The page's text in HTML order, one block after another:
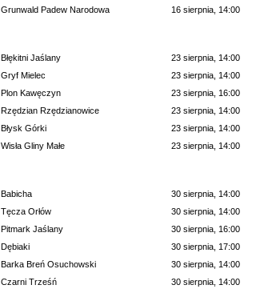
Grunwald Padew Narodowa 16 sierpnia, 14:00
Błękitni Jaślany
23 sierpnia, 14:00
Gryf Mielec
23 sierpnia, 14:00
Plon Kawęczyn
23 sierpnia, 16:00
Rzędzian Rzędzianowice
23 sierpnia, 14:00
Błysk Górki
23 sierpnia, 14:00
Wisła Gliny Małe 23 sierpnia, 14:00
Babicha
30 sierpnia, 14:00
Tęcza Orłów
30 sierpnia, 14:00
Pitmark Jaślany
30 sierpnia, 16:00
Dębiaki
30 sierpnia, 17:00
Barka Breń Osuchowski
30 sierpnia, 14:00
Czarni Trześń 30 sierpnia, 14:00